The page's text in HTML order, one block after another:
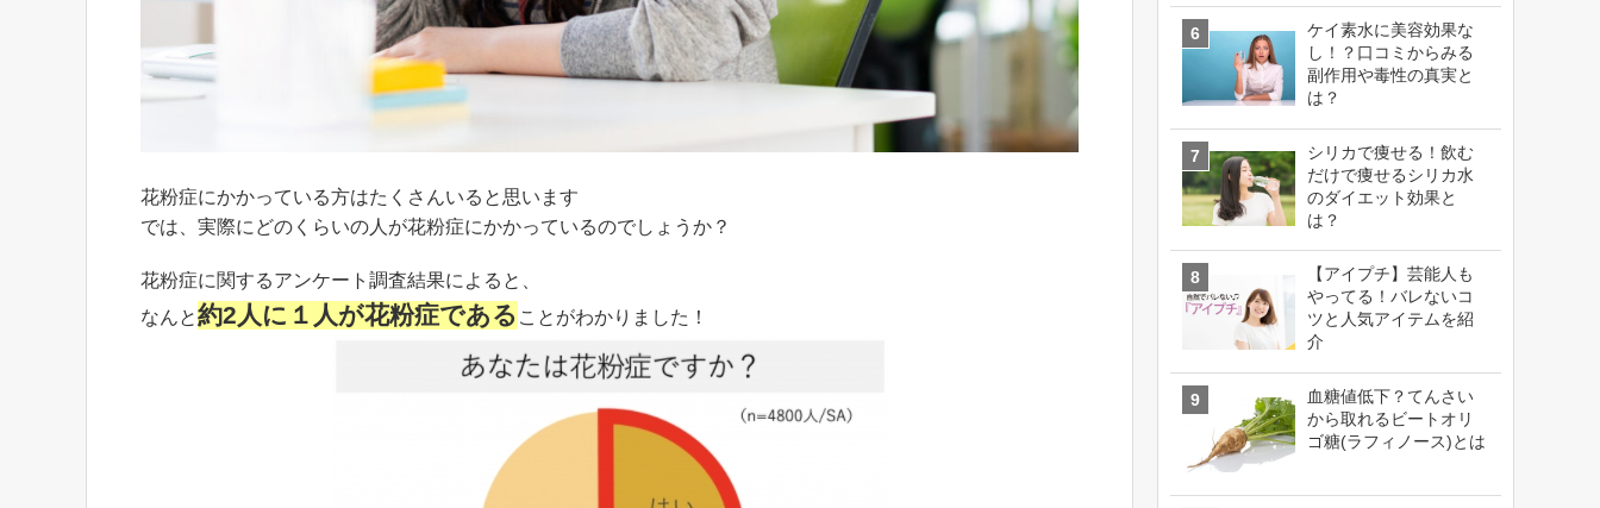
花粉症にかかっている方はたくさんいると思います
では、実際にどのくらいの人が花粉症にかかっているのでしょうか？
花粉症に関するアンケート調査結果によると、
なんと約2人に１人が花粉症である ことがわかりました！
ケイ素水に美容効果な
し！？口コミからみる
副作用や毒性の真実と
は？
シリカで痩せる！飲む
だけで痩せるシリカ水
のダイエット効果と
は？
【アイプチ】芸能人も
やってる！バレないコ
ツと人気アイテムを紹
介
血糖値低下？てんさい
から取れるビートオリ
ゴ糖(ラフィノース)とは